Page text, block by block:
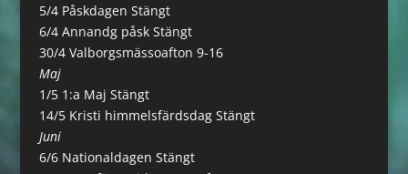
5/4 Påskdagen Stängt
6/4 Annandg påsk Stängt
30/4 Valborgsmässoafton 9-16
Maj
1/5 1:a Maj Stängt
14/5 Kristi himmelsfärdsdag Stängt
Juni
6/6 Nationaldagen Stängt